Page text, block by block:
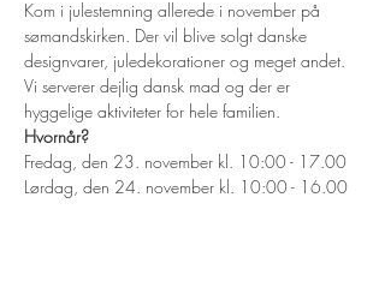
Kom i julestemning allerede i november på
sømandskirken. Der vil blive solgt danske
designvarer, juledekorationer og meget andet.
Vi serverer dejlig dansk mad og der er
hyggelige aktiviteter for hele familien.
Hvornår?
Fredag, den 23. november kl. 10:00 - 17.00
Lørdag, den 24. november kl. 10:00 - 16.00